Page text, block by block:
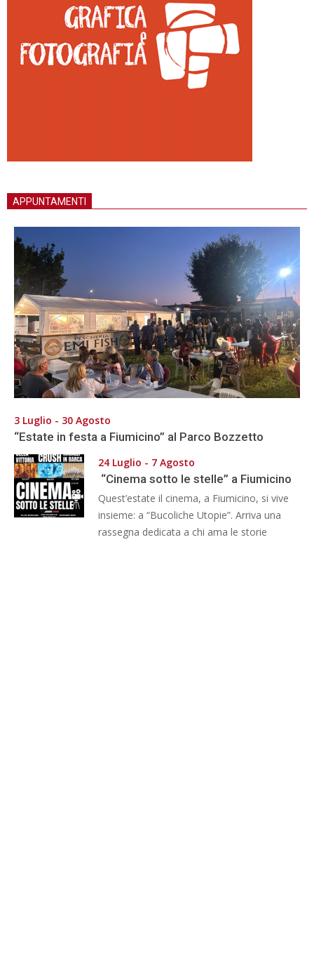
APPUNTAMENTI
3 Luglio - 30 Agosto
“Estate in festa a Fiumicino” al Parco Bozzetto
24 Luglio - 7 Agosto
“Cinema sotto le stelle” a Fiumicino
Quest’estate il cinema, a Fiumicino, si vive
insieme: a “Bucoliche Utopie”. Arriva una
rassegna dedicata a chi ama le storie